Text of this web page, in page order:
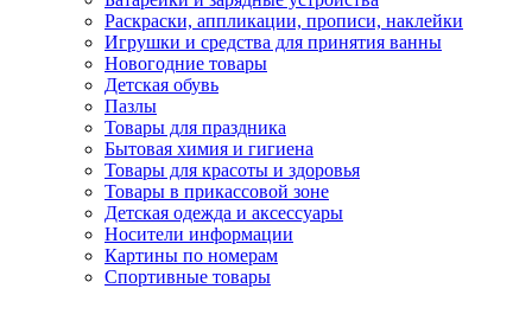
Раскраски, аппликации, прописи, наклейки
Игрушки и средства для принятия ванны
Новогодние товары
Детская обувь
Пазлы
Товары для праздника
Бытовая химия и гигиена
Товары для красоты и здоровья
Товары в прикассовой зоне
Детская одежда и аксессуары
Носители информации
Картины по номерам
Спортивные товары